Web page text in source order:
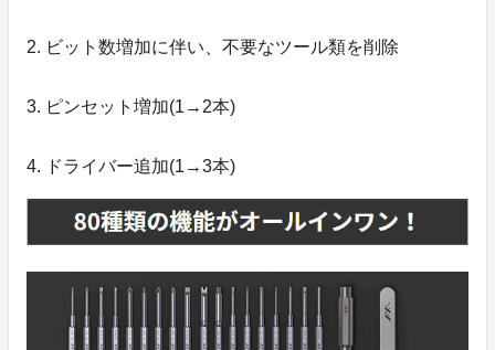
2. ビット数増加に伴い、不要なツール類を削除
3. ピンセット増加(1→2本)
4. ドライバー追加(1→3本)